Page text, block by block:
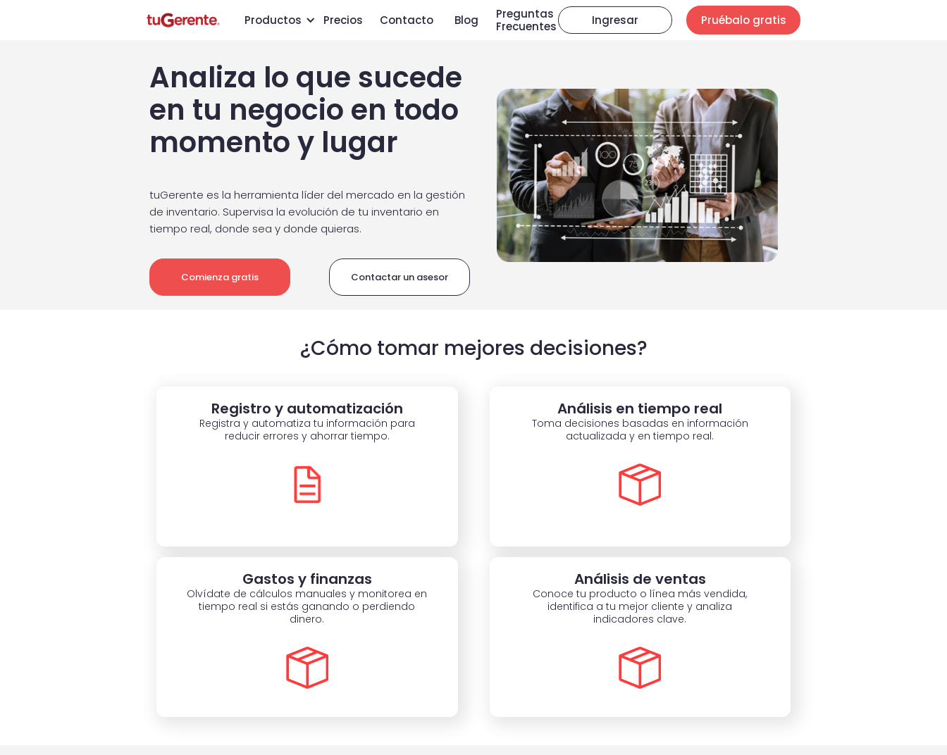
Productos Precios Contacto Blog
Preguntas
Frecuentes
Ingresar Pruébalo gratis
Analiza lo que sucede
en tu negocio en todo
momento y lugar
tuGerente es la herramienta líder del mercado en la gestión
de inventario. Supervisa la evolución de tu inventario en
tiempo real, donde sea y donde quieras.
Comienza gratis Contactar un asesor
¿Cómo tomar mejores decisiones?
Registro y automatización
Registra y automatiza tu información para
reducir errores y ahorrar tiempo.
Análisis en tiempo real
Toma decisiones basadas en información
actualizada y en tiempo real.
Gastos y finanzas
Olvídate de cálculos manuales y monitorea en
tiempo real si estás ganando o perdiendo
dinero.
Análisis de ventas
Conoce tu producto o línea más vendida,
identifica a tu mejor cliente y analiza
indicadores clave.